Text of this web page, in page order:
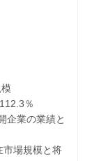
％
の業績と
場規模と将